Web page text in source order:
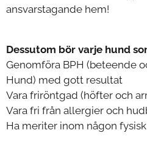
ansvarstagande hem!
Dessutom bör varje hund
Genomföra BPH (beteende
Hund) med gott resultat
Vara friröntgad (höfter och
Vara fri från allergier och
Ha meriter inom någon